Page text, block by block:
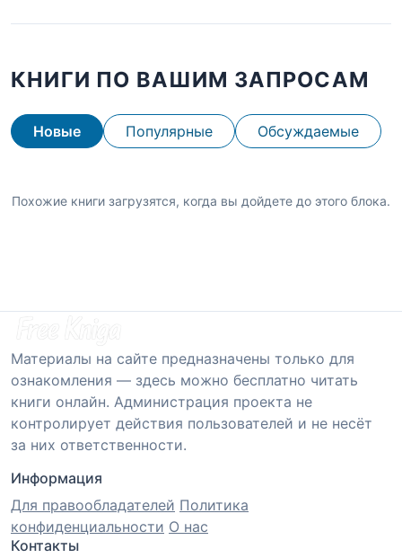
КНИГИ ПО ВАШИМ ЗАПРОСАМ
Новые Популярные Обсуждаемые
Похожие книги загрузятся, когда вы дойдете до этого блока.
Материалы на сайте предназначены только для
ознакомления — здесь можно бесплатно читать
книги онлайн. Администрация проекта не
контролирует действия пользователей и не несёт
за них ответственности.
Информация
Для правообладателей Политика
конфиденциальности О нас
Контакты